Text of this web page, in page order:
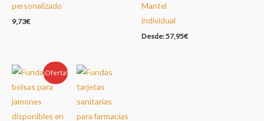
personalizado
9,73€
Mantel
individual
Desde:57,95€
Oferta!
¡Oferta!